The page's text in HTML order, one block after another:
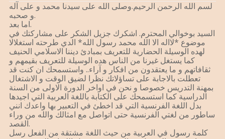
لسم الله الرحمن الرحيم.وصلى الله على سيدنا محمد و على آله
و صحبه.
اما بعد.
السيد بوخوالي المحترم. اشكرك جزيل الشكر على مشاركتك في
موضوع *لااله الا الله محمد رسول الله* الدي طرحته استغلالا
لهده الوسيلة الحضارية للتعريف بمبادئ ديننا الاسلامي الحنيف
كما يستغل غيرنا من الناس هده الوسيلة للتعريف بقيمهم و
ثقافاتهم و ما يعتقدون من افكار و آراء.. واستسمحك ان كنت قد
تعطلت بالاجابة على تساؤلاتك نظرا لضيق الوقت و الاشتغال
بمهنة التدريس خصوصا و نحن في اواخر الدورة الاولى من السنة
الدراسية كما استسمحك على الكتابة باللغة العربية التي اجيدها
بدل اللغة الفرنسية التي قد اخطئ في التعبير بها واعدك انني
ساطور من لغتي الفرنسية حتى اتواصل مع امثالك والله من وراء
القصد.
كلمة رسول في العربية من حيث اللغة مشتقة من الفعل رسل